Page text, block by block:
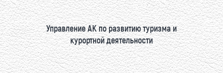
Управление АК по развитию туризма и
курортной деятельности